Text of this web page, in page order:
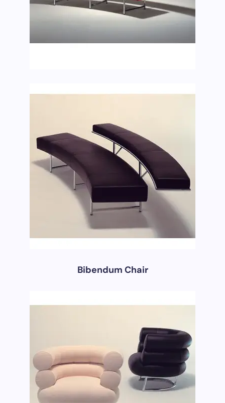
Bibendum Chair